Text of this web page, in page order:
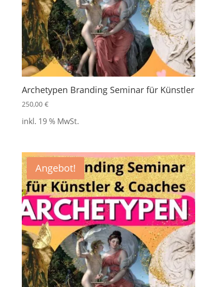
Archetypen Branding Seminar für Künstler
250,00 €
inkl. 19 % MwSt.
Angebot!